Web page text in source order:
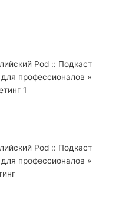
Pod :: Подкаст
для профессионалов »
1
Pod :: Подкаст
для профессионалов »